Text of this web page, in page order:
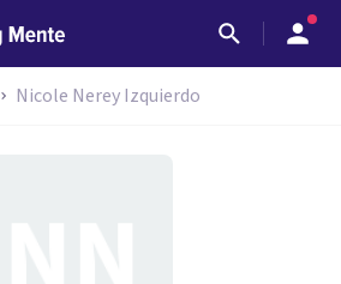
Nicole Nerey Izquierdo